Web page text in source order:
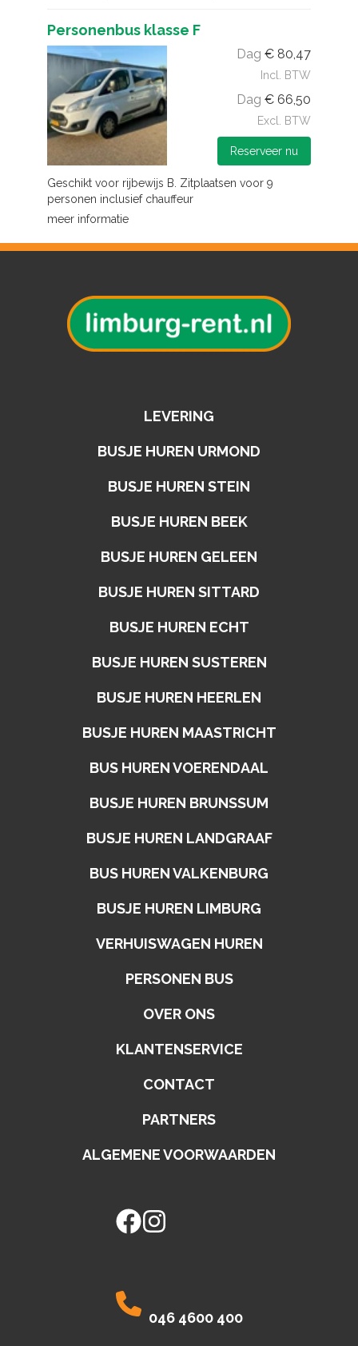
Personenbus klasse F
Dag € 80,47
Incl. BTW
Dag € 66,50
Excl. BTW
Reserveer nu
Geschikt voor rijbewijs B. Zitplaatsen voor 9
personen inclusief chauffeur
meer informatie
LEVERING
BUSJE HUREN URMOND
BUSJE HUREN STEIN
BUSJE HUREN BEEK
BUSJE HUREN GELEEN
BUSJE HUREN SITTARD
BUSJE HUREN ECHT
BUSJE HUREN SUSTEREN
BUSJE HUREN HEERLEN
BUSJE HUREN MAASTRICHT
BUS HUREN VOERENDAAL
BUSJE HUREN BRUNSSUM
BUSJE HUREN LANDGRAAF
BUS HUREN VALKENBURG
BUSJE HUREN LIMBURG
VERHUISWAGEN HUREN
PERSONEN BUS
OVER ONS
KLANTENSERVICE
CONTACT
PARTNERS
ALGEMENE VOORWAARDEN
facebook
046 4600 400